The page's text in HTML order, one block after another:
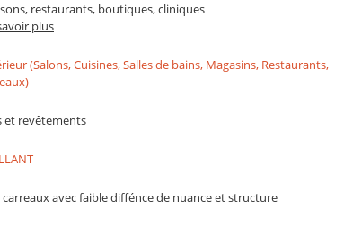
restaurants, boutiques, cliniques
plus
(Salons, Cuisines, Salles de bains, Magasins, Restaurants,
et revêtements
carreaux avec faible diffénce de nuance et structure